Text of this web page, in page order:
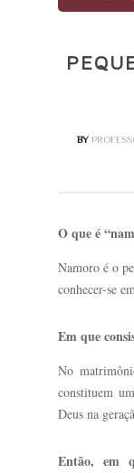
BY
O que é
Namoro é o
conhecer-se
Em que
No
constituem
Deus na
Então, em